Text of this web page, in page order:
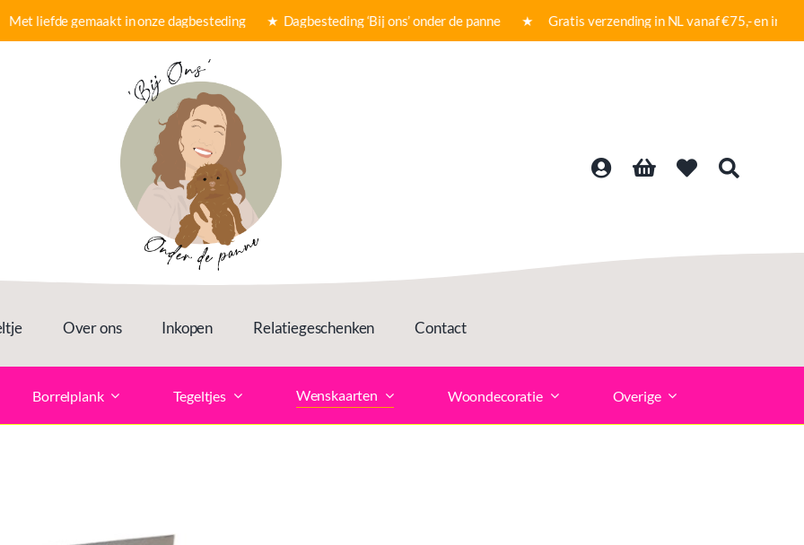
gemaakt in onze dagbesteding ★ Dagbesteding ‘Bij ons’ onder de panne ★ Gratis verzending in NL vanaf €75,- en in
Over ons Inkopen Relatiegeschenken Contact
Borrelplank Tegeltjes Wenskaarten Woondecoratie Overige